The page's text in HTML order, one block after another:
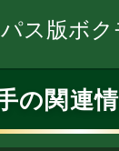
ス版ボク
の関連